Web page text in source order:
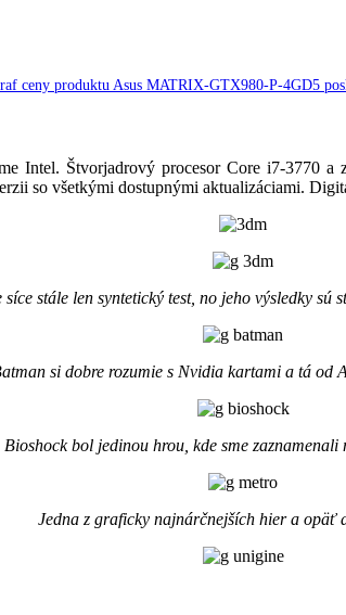
ceny produktu Asus MATRIX-GTX980-P-4GD5
Intel. Štvorjadrový procesor Core i7-
so všetkými dostupnými aktualizáciami.
stále len syntetický test, no jeho výsledky sú
si dobre rozumie s Nvidia kartami a tá od
Bioshock bol jedinou hrou, kde sme zaznamenali
Jedna z graficky najnárčnejších hier a opäť